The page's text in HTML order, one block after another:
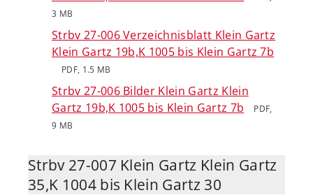
3 MB
Strbv 27-006 Verzeichnisblatt Klein Gartz
Klein Gartz 19b,K 1005 bis Klein Gartz 7b
PDF, 1.5 MB
Strbv 27-006 Bilder Klein Gartz Klein
Gartz 19b,K 1005 bis Klein Gartz 7b
PDF,
9 MB
Strbv 27-007 Klein Gartz Klein Gartz
35,K 1004 bis Klein Gartz 30